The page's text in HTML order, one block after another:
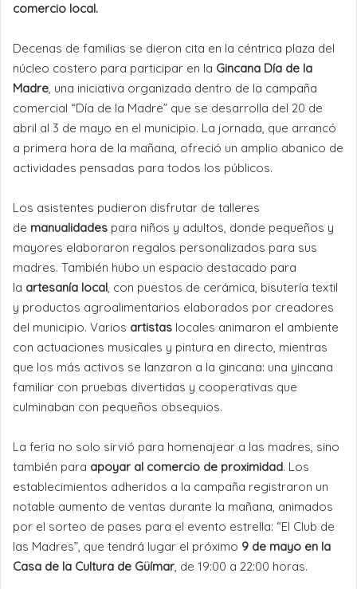
comercio local.
Decenas de familias se dieron cita en la céntrica plaza del
núcleo costero para participar en la Gincana Día de la
Madre, una iniciativa organizada dentro de la campaña
comercial “Día de la Madre” que se desarrolla del 20 de
abril al 3 de mayo en el municipio. La jornada, que arrancó
a primera hora de la mañana, ofreció un amplio abanico de
actividades pensadas para todos los públicos.
Los asistentes pudieron disfrutar de talleres
de manualidades para niños y adultos, donde pequeños y
mayores elaboraron regalos personalizados para sus
madres. También hubo un espacio destacado para
la artesanía local, con puestos de cerámica, bisutería textil
y productos agroalimentarios elaborados por creadores
del municipio. Varios artistas locales animaron el ambiente
con actuaciones musicales y pintura en directo, mientras
que los más activos se lanzaron a la gincana: una yincana
familiar con pruebas divertidas y cooperativas que
culminaban con pequeños obsequios.
La feria no solo sirvió para homenajear a las madres, sino
también para apoyar al comercio de proximidad. Los
establecimientos adheridos a la campaña registraron un
notable aumento de ventas durante la mañana, animados
por el sorteo de pases para el evento estrella: “El Club de
las Madres”, que tendrá lugar el próximo 9 de mayo en la
Casa de la Cultura de Güímar, de 19:00 a 22:00 horas.